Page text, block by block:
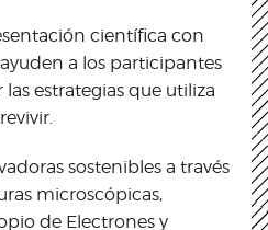
científica con
a los participantes
estrategias que utiliza
sostenibles a través
microscópicas,
de Electrones y